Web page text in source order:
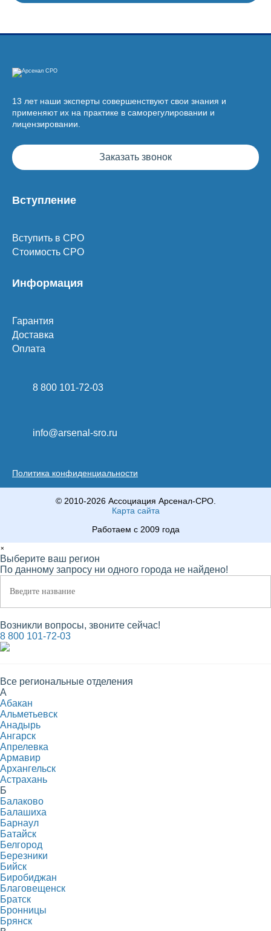
13 лет наши эксперты совершенствуют свои знания и
применяют их на практике в саморегулировании и
лицензировании.
Заказать звонок
Политика конфиденциальности
Вступление
Вступить в СРО
Стоимость СРО
Информация
Гарантия
Доставка
Оплата
8 800 101-72-03
info@arsenal-sro.ru
© 2010-2026 Ассоциация Арсенал-СРО.
Карта сайта
Работаем с 2009 года
×
Выберите ваш регион
По данному запросу ни одного города не найдено!
Возникли вопросы, звоните сейчас!
8 800 101-72-03
Все региональные отделения
А
Абакан
Альметьевск
Анадырь
Ангарск
Апрелевка
Армавир
Архангельск
Астрахань
Б
Балаково
Балашиха
Барнаул
Батайск
Белгород
Березники
Бийск
Биробиджан
Благовещенск
Братск
Бронницы
Брянск